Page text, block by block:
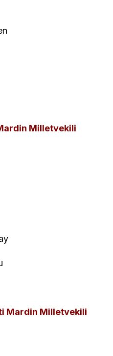
Milletvekili
Mardin Milletvekili